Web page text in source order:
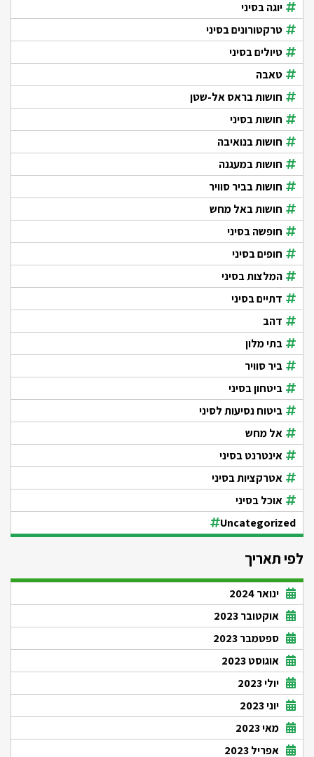
יוגה בסיני
טרקטורונים בסיני
טיולים בסיני
טאבה
חושות בראס אל-שטן
חושות בסיני
חושות בנואיבה
חושות במעגנה
חושות בביר סוויר
חושות באל מחש
חופשה בסיני
חופים בסיני
המלצות בסיני
דתיים בסיני
דהב
בתי מלון
ביר סוויר
ביטחון בסיני
ביטוח נסיעות לסיני
אל מחש
אינטרנט בסיני
אטרקציות בסיני
אוכל בסיני
Uncategorized
לפי תאריך
ינואר 2024
אוקטובר 2023
ספטמבר 2023
אוגוסט 2023
יולי 2023
יוני 2023
מאי 2023
אפריל 2023